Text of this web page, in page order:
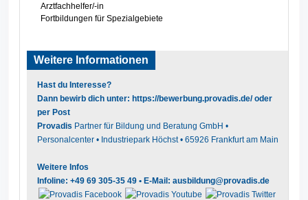
Arztfachhelfer/-in
Fortbildungen für Spezialgebiete
Weitere Informationen
Hast du Interesse?
Dann bewirb dich unter: https://bewerbung.provadis.de/oder
per Post
Provadis Partner für Bildung und Beratung GmbH •
Personalcenter • Industriepark Höchst • 65926 Frankfurt am Main
Weitere Infos
Infoline: +49 69 305-35 49 • E-Mail: ausbildung@provadis.de